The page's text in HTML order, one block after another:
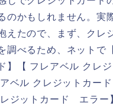
のかもしれません。実
えたので、まず、クレ
調べるため、ネットで
】【 フレアベル クレ
ベル クレジットカー
ジットカード エラー